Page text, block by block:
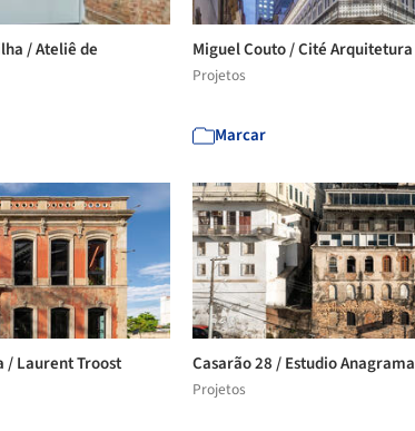
/ Ateliê de
Miguel Couto / Cité Arquitetura
Projetos
Marcar
/ Laurent Troost
Casarão 28 / Estudio Anagrama
Projetos